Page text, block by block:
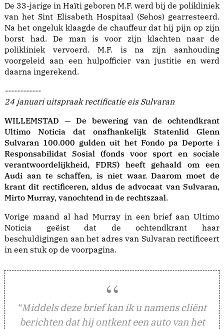
De 33-jarige in Haïti geboren M.F. werd bij de polikliniek
van het Sint Elisabeth Hospitaal (Sehos) gearresteerd.
Na het ongeluk klaagde de chauffeur dat hij pijn op zijn
borst had. De man is voor zijn klachten naar de
polikliniek vervoerd. M.F. is na zijn aanhouding
voorgeleid aan een hulpofficier van justitie en werd
daarna ingerekend.
------------
24 januari uitspraak rectificatie eis Sulvaran
WILLEMSTAD — De bewering van de ochtendkrant
Ultimo Noticia dat onafhankelijk Statenlid Glenn
Sulvaran 100.000 gulden uit het Fondo pa Deporte i
Responsabilidat Sosial (fonds voor sport en sociale
verantwoordelijkheid, FDRS) heeft gehaald om een
Audi aan te schaffen, is niet waar. Daarom moet de
krant dit rectificeren, aldus de advocaat van Sulvaran,
Mirto Murray, vanochtend in de rechtszaal.
Vorige maand al had Murray in een brief aan Ultimo
Noticia geëist dat de ochtendkrant haar
beschuldigingen aan het adres van Sulvaran rectificeert
in een stuk op de voorpagina.
“Middels deze brief kan ik u namens cliënt
berichten dat hij ontkent een auto van het